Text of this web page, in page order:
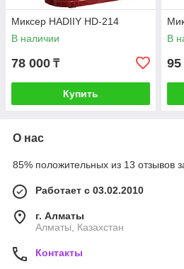
Миксер HADIIY HD-214
В наличии
78 000 ₸
Купить
В
95
О нас
85% положительных из 13 отзывов
Работает с 03.02.2010
г. Алматы
Алматы, Казахстан
Контакты